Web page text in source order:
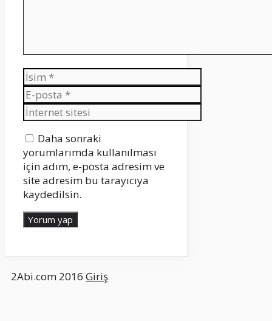
İsim
E-
posta
İnternet
sitesi
Daha sonraki
yorumlarımda kullanılması
için adım, e-posta adresim ve
site adresim bu tarayıcıya
kaydedilsin.
2Abi.com 2016 Giriş